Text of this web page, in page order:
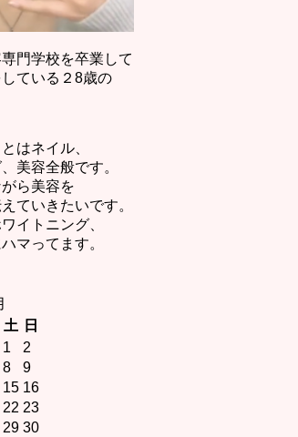
門学校を卒業して
ている２8歳の
はネイル、
美容全般です。
ら美容を
ていきたいです。
イトニング、
マってます。
土
日
1
2
8
9
15 16
22 23
29 30